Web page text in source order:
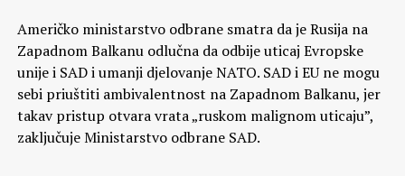
Američko ministarstvo odbrane smatra da je Rusija na
Zapadnom Balkanu odlučna da odbije uticaj Evropske
unije i SAD i umanji djelovanje NATO. SAD i EU ne mogu
sebi priuštiti ambivalentnost na Zapadnom Balkanu, jer
takav pristup otvara vrata „ruskom malignom uticaju”,
zaključuje Ministarstvo odbrane SAD.